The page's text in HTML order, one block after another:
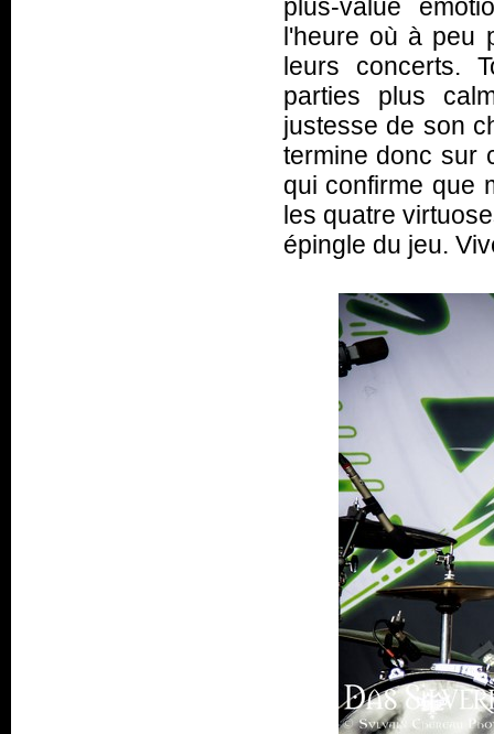
plus-value
l'heure où à peu
leurs concerts.
parties plus
justesse de son
termine donc sur
qui confirme que
les quatre
épingle du jeu.